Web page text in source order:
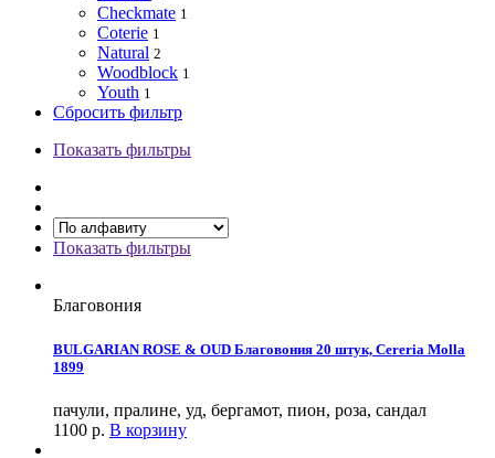
Checkmate 1
Coterie 1
Natural 2
Woodblock 1
Youth 1
Сбросить фильтр
Показать фильтры
Показать фильтры
Благовония
BULGARIAN ROSE & OUD Благовония 20 штук, Cereria Molla
1899
пачули, пралине, уд, бергамот, пион, роза, сандал
1100 р. В корзину